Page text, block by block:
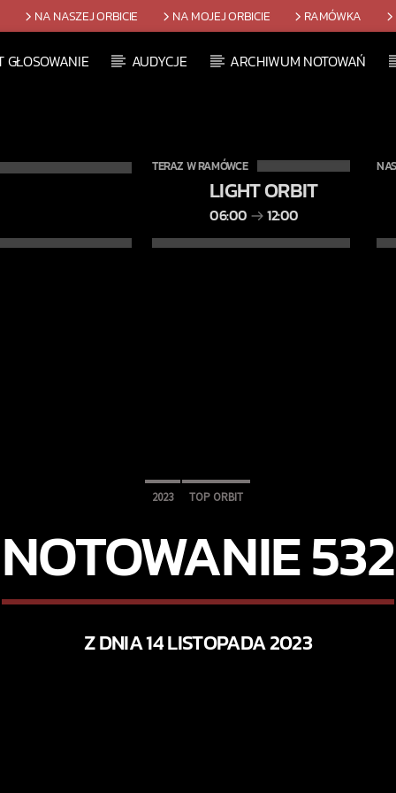
NA NASZEJ ORBICIE NA MOJEJ ORBICIE RAMÓWKA
GŁOSOWANIE AUDYCJE ARCHIWUM NOTOWAŃ
TERAZ W RAMÓWCE
LIGHT ORBIT
06:00 12:00
2023 TOP ORBIT
NOTOWANIE 532
Z DNIA 14 LISTOPADA 2023